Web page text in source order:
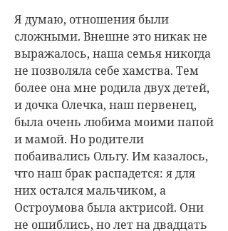
Я думаю, отношения были
сложными. Внешне это никак не
выражалось, наша семья никогда
не позволяла себе хамства. Тем
более она мне родила двух детей,
и дочка Олечка, наш первенец,
была очень любима моими папой
и мамой. Но родители
побаивались Ольгу. Им казалось,
что наш брак распадется: я для
них остался мальчиком, а
Остроумова была актрисой. Они
не ошиблись, но лет на двадцать